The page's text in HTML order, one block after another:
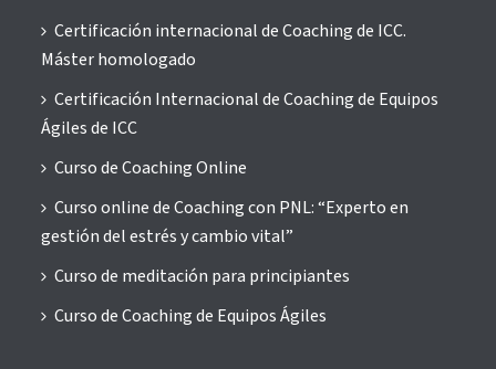
Certificación internacional de Coaching de ICC.
Máster homologado
Certificación Internacional de Coaching de Equipos
Ágiles de ICC
Curso de Coaching Online
Curso online de Coaching con PNL: “Experto en
gestión del estrés y cambio vital”
Curso de meditación para principiantes
Curso de Coaching de Equipos Ágiles